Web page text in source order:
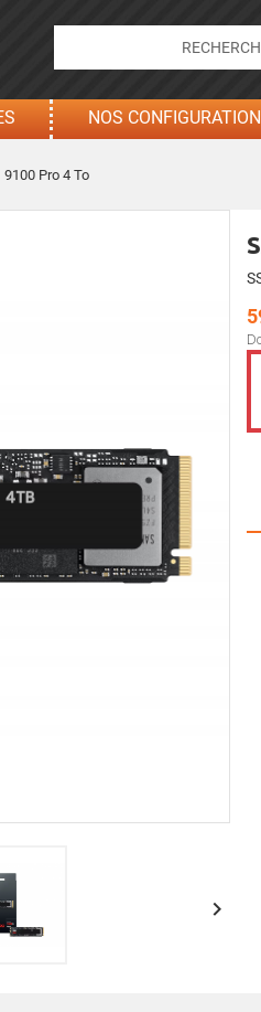
NOS
9100 Pro 4 To
